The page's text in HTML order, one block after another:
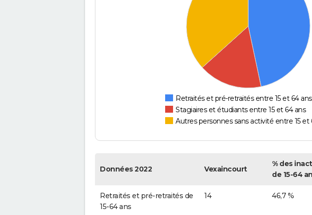
Retraités et pré-retraités entre 15 et 64 ans
Stagiaires et étudiants entre 15 et 64 ans
Autres personnes sans activité entre 15 et
Données 2022 Vexaincourt
% des
de 15-64
Retraités et pré-retraités de
15-64 ans
14 46,7 %